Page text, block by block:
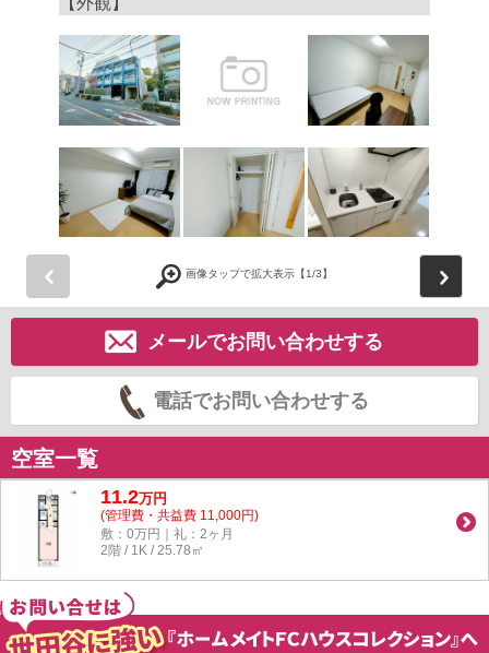
画像タップで拡大表示【1/3】
メールでお問い合わせする
電話でお問い合わせする
空室一覧
11.2万円
(管理費・共益費 11,000円)
敷：0万円｜礼：2ヶ月
2階 / 1K / 25.78㎡